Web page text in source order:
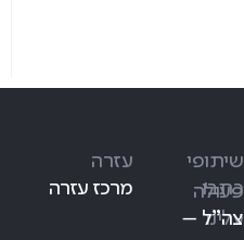
כתבו
עלינו
שיתופי
פעולה
צה״ל –
עזרה
מרכז עזרה